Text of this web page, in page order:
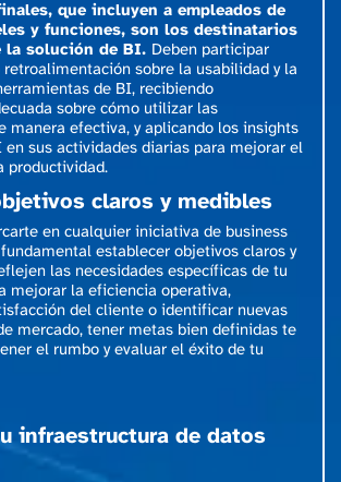
que incluyen a empleados de
y funciones, son los destinatarios
la solución de BI. Deben participar
retroalimentación sobre la usabilidad y la
de BI, recibiendo
sobre cómo utilizar las
manera efectiva, y aplicando los insights
en sus actividades diarias para mejorar el
productividad.
claros y medibles
en cualquier iniciativa de business
establecer objetivos claros y
las necesidades específicas de tu
mejorar la eficiencia operativa,
del cliente o identificar nuevas
mercado, tener metas bien definidas te
el rumbo y evaluar el éxito de tu
infraestructura de datos